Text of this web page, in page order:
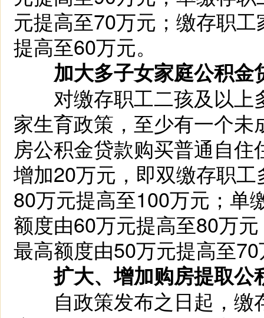
元提高至70万元；缴存职
提高至60万元。
加大多子女家庭公积金
对缴存职工二孩及以上
家生育政策，至少有一个
房公积金贷款购买普通自
增加20万元，即双缴存职
80万元提高至100万元；单
额度由60万元提高至80万
最高额度由50万元提高至
扩大、增加购房提取
自政策发布之日起，缴